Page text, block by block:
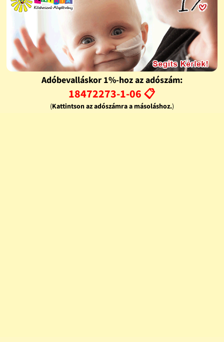
Adóbevalláskor 1%-hoz az adószám:
18472273-1-06 📋
(Kattintson az adószámra a másoláshoz.)